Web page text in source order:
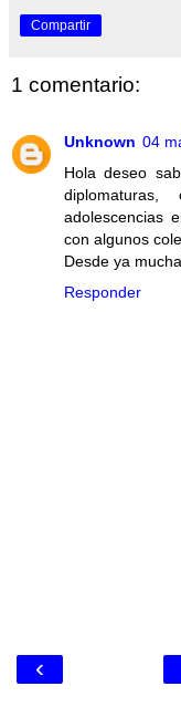
Compartir
1 comentario:
Unknown 04
Hola deseo
adolescencias
con algunos
Desde ya
Responder
‹